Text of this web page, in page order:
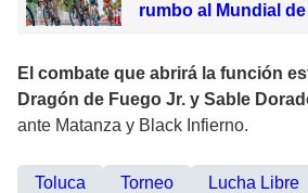
rumbo al Mundial
El combate que abrirá la función
Dragón de Fuego Jr. y Sable
ante Matanza y Black Infierno.
Toluca Torneo Lucha Libre